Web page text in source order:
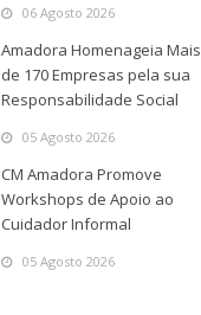
06 Agosto 2026
Amadora Homenageia Mais
de 170 Empresas pela sua
Responsabilidade Social
05 Agosto 2026
CM Amadora Promove
Workshops de Apoio ao
Cuidador Informal
05 Agosto 2026